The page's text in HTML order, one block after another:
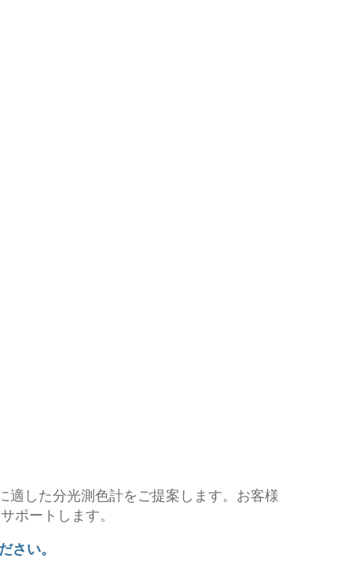
適した分光測色計をご提案します。お客様
ポートします。
さい。